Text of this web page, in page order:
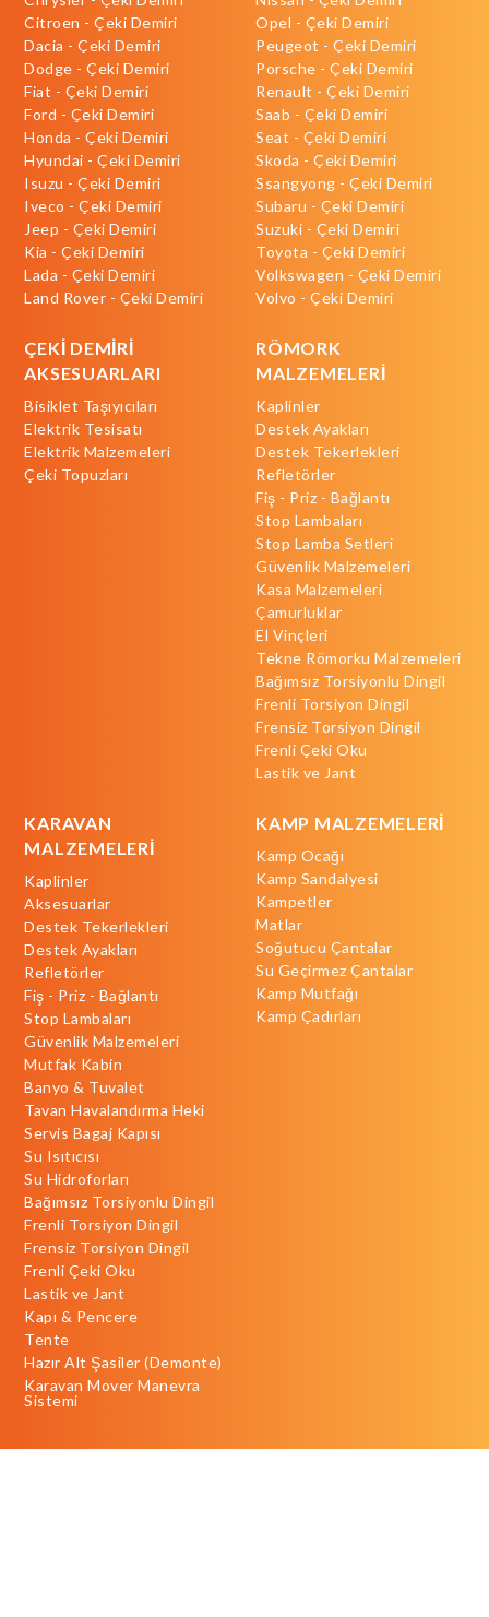
Citroen - Çeki Demiri
Dacia - Çeki Demiri
Dodge - Çeki Demiri
Fiat - Çeki Demiri
Ford - Çeki Demiri
Honda - Çeki Demiri
Hyundai - Çeki Demiri
Isuzu - Çeki Demiri
Iveco - Çeki Demiri
Jeep - Çeki Demiri
Kia - Çeki Demiri
Lada - Çeki Demiri
Land Rover - Çeki Demiri
Opel - Çeki Demiri
Peugeot - Çeki Demiri
Porsche - Çeki Demiri
Renault - Çeki Demiri
Saab - Çeki Demiri
Seat - Çeki Demiri
Skoda - Çeki Demiri
Ssangyong - Çeki Demiri
Subaru - Çeki Demiri
Suzuki - Çeki Demiri
Toyota - Çeki Demiri
Volkswagen - Çeki Demiri
Volvo - Çeki Demiri
ÇEKİ DEMİRİ
AKSESUARLARI
Bisiklet Taşıyıcıları
Elektrik Tesisatı
Elektrik Malzemeleri
Çeki Topuzları
RÖMORK
MALZEMELERİ
Kaplinler
Destek Ayakları
Destek Tekerlekleri
Refletörler
Fiş - Priz - Bağlantı
Stop Lambaları
Stop Lamba Setleri
Güvenlik Malzemeleri
Kasa Malzemeleri
Çamurluklar
El Vinçleri
Tekne Römorku Malzemeleri
Bağımsız Torsiyonlu Dingil
Frenli Torsiyon Dingil
Frensiz Torsiyon Dingil
Frenli Çeki Oku
Lastik ve Jant
KARAVAN
MALZEMELERİ
Kaplinler
Aksesuarlar
Destek Tekerlekleri
Destek Ayakları
Refletörler
Fiş - Priz - Bağlantı
Stop Lambaları
Güvenlik Malzemeleri
Mutfak Kabin
Banyo & Tuvalet
Tavan Havalandırma Heki
Servis Bagaj Kapısı
Su Isıtıcısı
Su Hidroforları
Bağımsız Torsiyonlu Dingil
Frenli Torsiyon Dingil
Frensiz Torsiyon Dingil
Frenli Çeki Oku
Lastik ve Jant
Kapı & Pencere
Tente
Hazır Alt Şasiler (Demonte)
Karavan Mover Manevra
Sistemi
KAMP MALZEMELERİ
Kamp Ocağı
Kamp Sandalyesi
Kampetler
Matlar
Soğutucu Çantalar
Su Geçirmez Çantalar
Kamp Mutfağı
Kamp Çadırları